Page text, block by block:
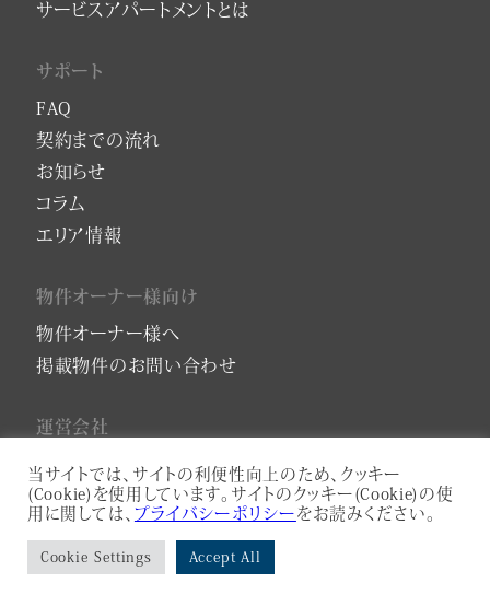
サービスアパートメントとは
サポート
FAQ
契約までの流れ
お知らせ
コラム
エリア情報
物件オーナー様向け
物件オーナー様へ
掲載物件のお問い合わせ
運営会社
会社概要
プライバシーポリシー
サービスアパートメントコンサルティング
当サイトでは、サイトの利便性向上のため、クッキー
(Cookie)を使用しています。サイトのクッキー(Cookie)の使
用に関しては、 プライバシーポリシー をお読みください。
Cookie Settings Accept All